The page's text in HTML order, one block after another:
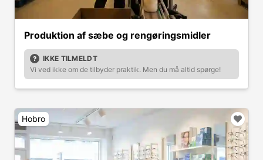
Produktion af sæbe og rengøringsmidler
IKKE TILMELDT
Vi ved ikke om de tilbyder praktik. Men du må altid spørge!
Hobro